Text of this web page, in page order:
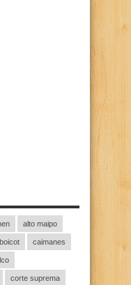
alto maipo
boicot caimanes
corte suprema